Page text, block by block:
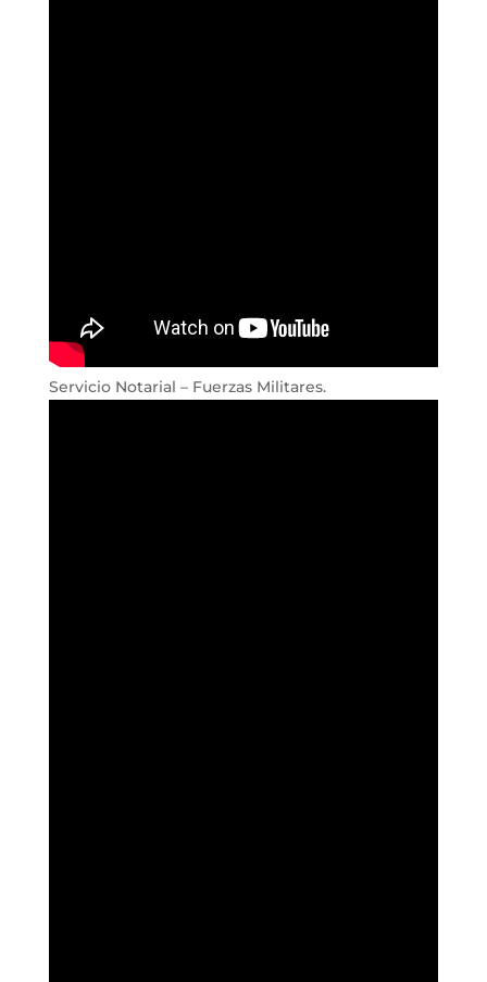
Servicio Notarial – Fuerzas Militares.